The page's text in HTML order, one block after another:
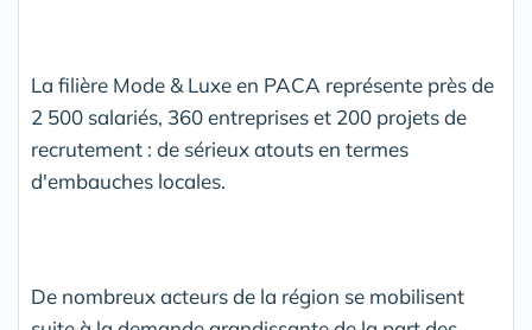
La filière Mode & Luxe en PACA représente près de
2 500 salariés, 360 entreprises et 200 projets de
recrutement : de sérieux atouts en termes
d'embauches locales.
De nombreux acteurs de la région se mobilisent